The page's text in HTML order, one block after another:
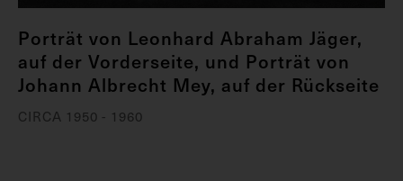
Porträt von Leonhard Abraham Jäger,
auf der Vorderseite, und Porträt von
Johann Albrecht Mey, auf der Rückseite
CIRCA 1950 - 1960